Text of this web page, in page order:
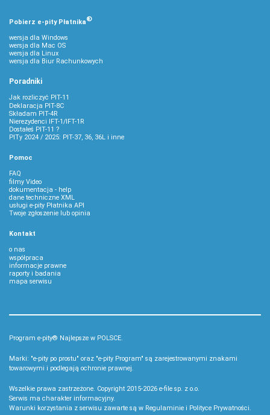
Pobierz e‑pity Płatnika®
wersja dla Windows
wersja dla Mac OS
wersja dla Linux
wersja dla Biur Rachunkowych
Poradniki
Jak rozliczyć PIT-11
Deklaracja PIT-8C
Składam PIT-4R
Nierezydenci IFT-1/IFT-1R
Dostałeś PIT-11 ?
PITy 2024 / 2025: PIT-37, 36, 36L i inne
Pomoc
FAQ
filmy Video
dokumentacja - help
dane techniczne XML
usługi e-pity Płatnika API
Twoje zgłoszenie lub opinia
Kontakt
o nas
współpraca
informacje prawne
raporty i badania
mapa serwisu
Program e-pity® Najlepsze w POLSCE.
Marki: "e-pity po prostu" oraz "e-pity Program" są zarejestrowanymi znakami
towarowymi i podlegają ochronie prawnej.
Wszelkie prawa zastrzeżone. Copyright 2015-2026 e-file sp. z o.o.
Serwis ma charakter informacyjny.
Warunki korzystania z serwisu zawarte są w Regulaminie i Polityce Prywatności.